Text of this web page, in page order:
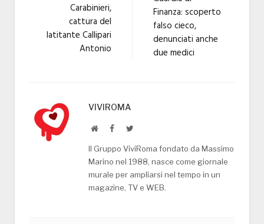
Carabinieri,
cattura del
latitante Callipari
Antonio
Finanza: scoperto
falso cieco,
denunciati anche
due medici
VIVIROMA
WebsiteFacebookTwitter
Il Gruppo ViviRoma fondato da Massimo
Marino nel 1988, nasce come giornale
murale per ampliarsi nel tempo in un
magazine, TV e WEB.